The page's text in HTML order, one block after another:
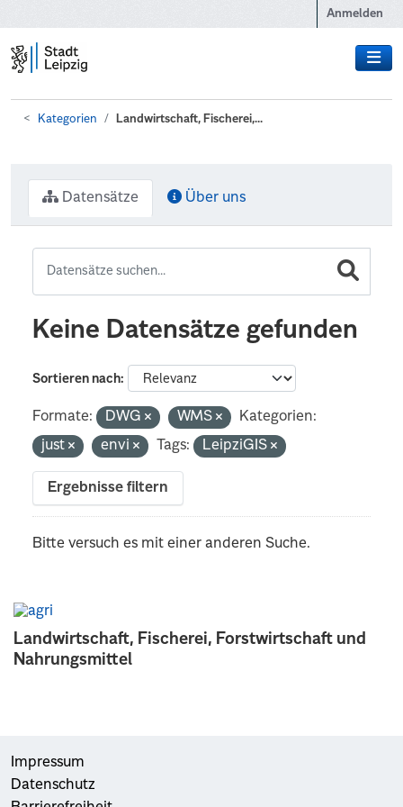
Anmelden
Kategorien Landwirtschaft, Fischerei,...
Landwirtschaft, Fischerei, Forstwirtschaft und
Nahrungsmittel
Datensätze Über uns
Keine Datensätze gefunden
Sortieren nach
Formate: DWG WMS
Kategorien:
just
envi Tags: LeipziGIS
Ergebnisse filtern
Bitte versuch es mit einer anderen Suche.
Impressum
Datenschutz